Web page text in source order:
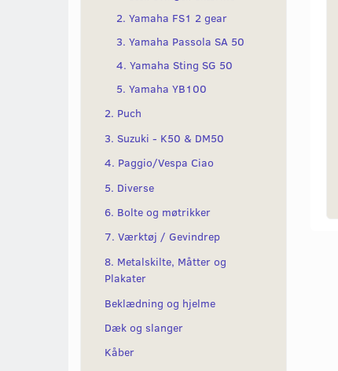
2. Yamaha FS1 2 gear
3. Yamaha Passola SA 50
4. Yamaha Sting SG 50
5. Yamaha YB100
2. Puch
3. Suzuki - K50 & DM50
4. Paggio/Vespa Ciao
5. Diverse
6. Bolte og møtrikker
7. Værktøj / Gevindrep
8. Metalskilte, Måtter og
Plakater
Beklædning og hjelme
Dæk og slanger
Kåber